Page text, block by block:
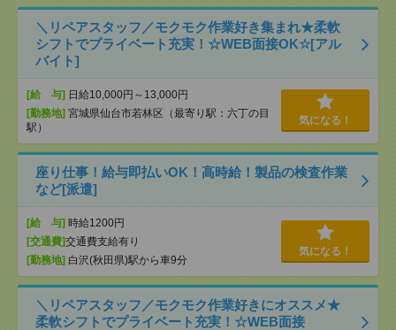
＼リペアスタッフ／モクモク作業好き集まれ★柔軟
シフトでプライベート充実！☆WEB面接OK☆[アル
バイト]
[給 与] 日給10,000円～13,000円
[勤務地] 宮城県仙台市若林区（最寄り駅：六丁の目
駅）
気になる！
座り仕事！給与即払いOK！高時給！製品の検査作業
など[派遣]
[給 与] 時給1200円
[交通費]交通費支給有り
[勤務地] 白沢(秋田県)駅から車9分
気になる！
＼リペアスタッフ／モクモク作業好きにオススメ★
柔軟シフトでプライベート充実！☆WEB面接